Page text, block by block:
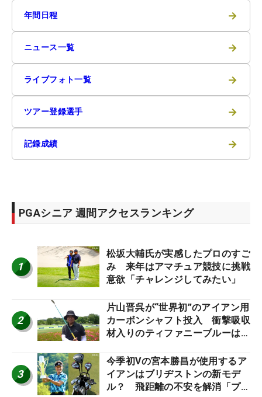
年間日程 →
ニュース一覧 →
ライブフォト一覧 →
ツアー登録選手 →
記録成績 →
PGAシニア 週間アクセスランキング
1
松坂大輔氏が実感したプロのすご
み 来年はアマチュア競技に挑戦
意欲「チャレンジしてみたい」
2
片山晋呉が“世界初”のアイアン用
カーボンシャフト投入 衝撃吸収
材入りのティファニーブルーは
3
今季初Vの宮本勝昌が使用するア
イアンはブリヂストンの新モデ
ル？ 飛距離の不安を解消「プラ